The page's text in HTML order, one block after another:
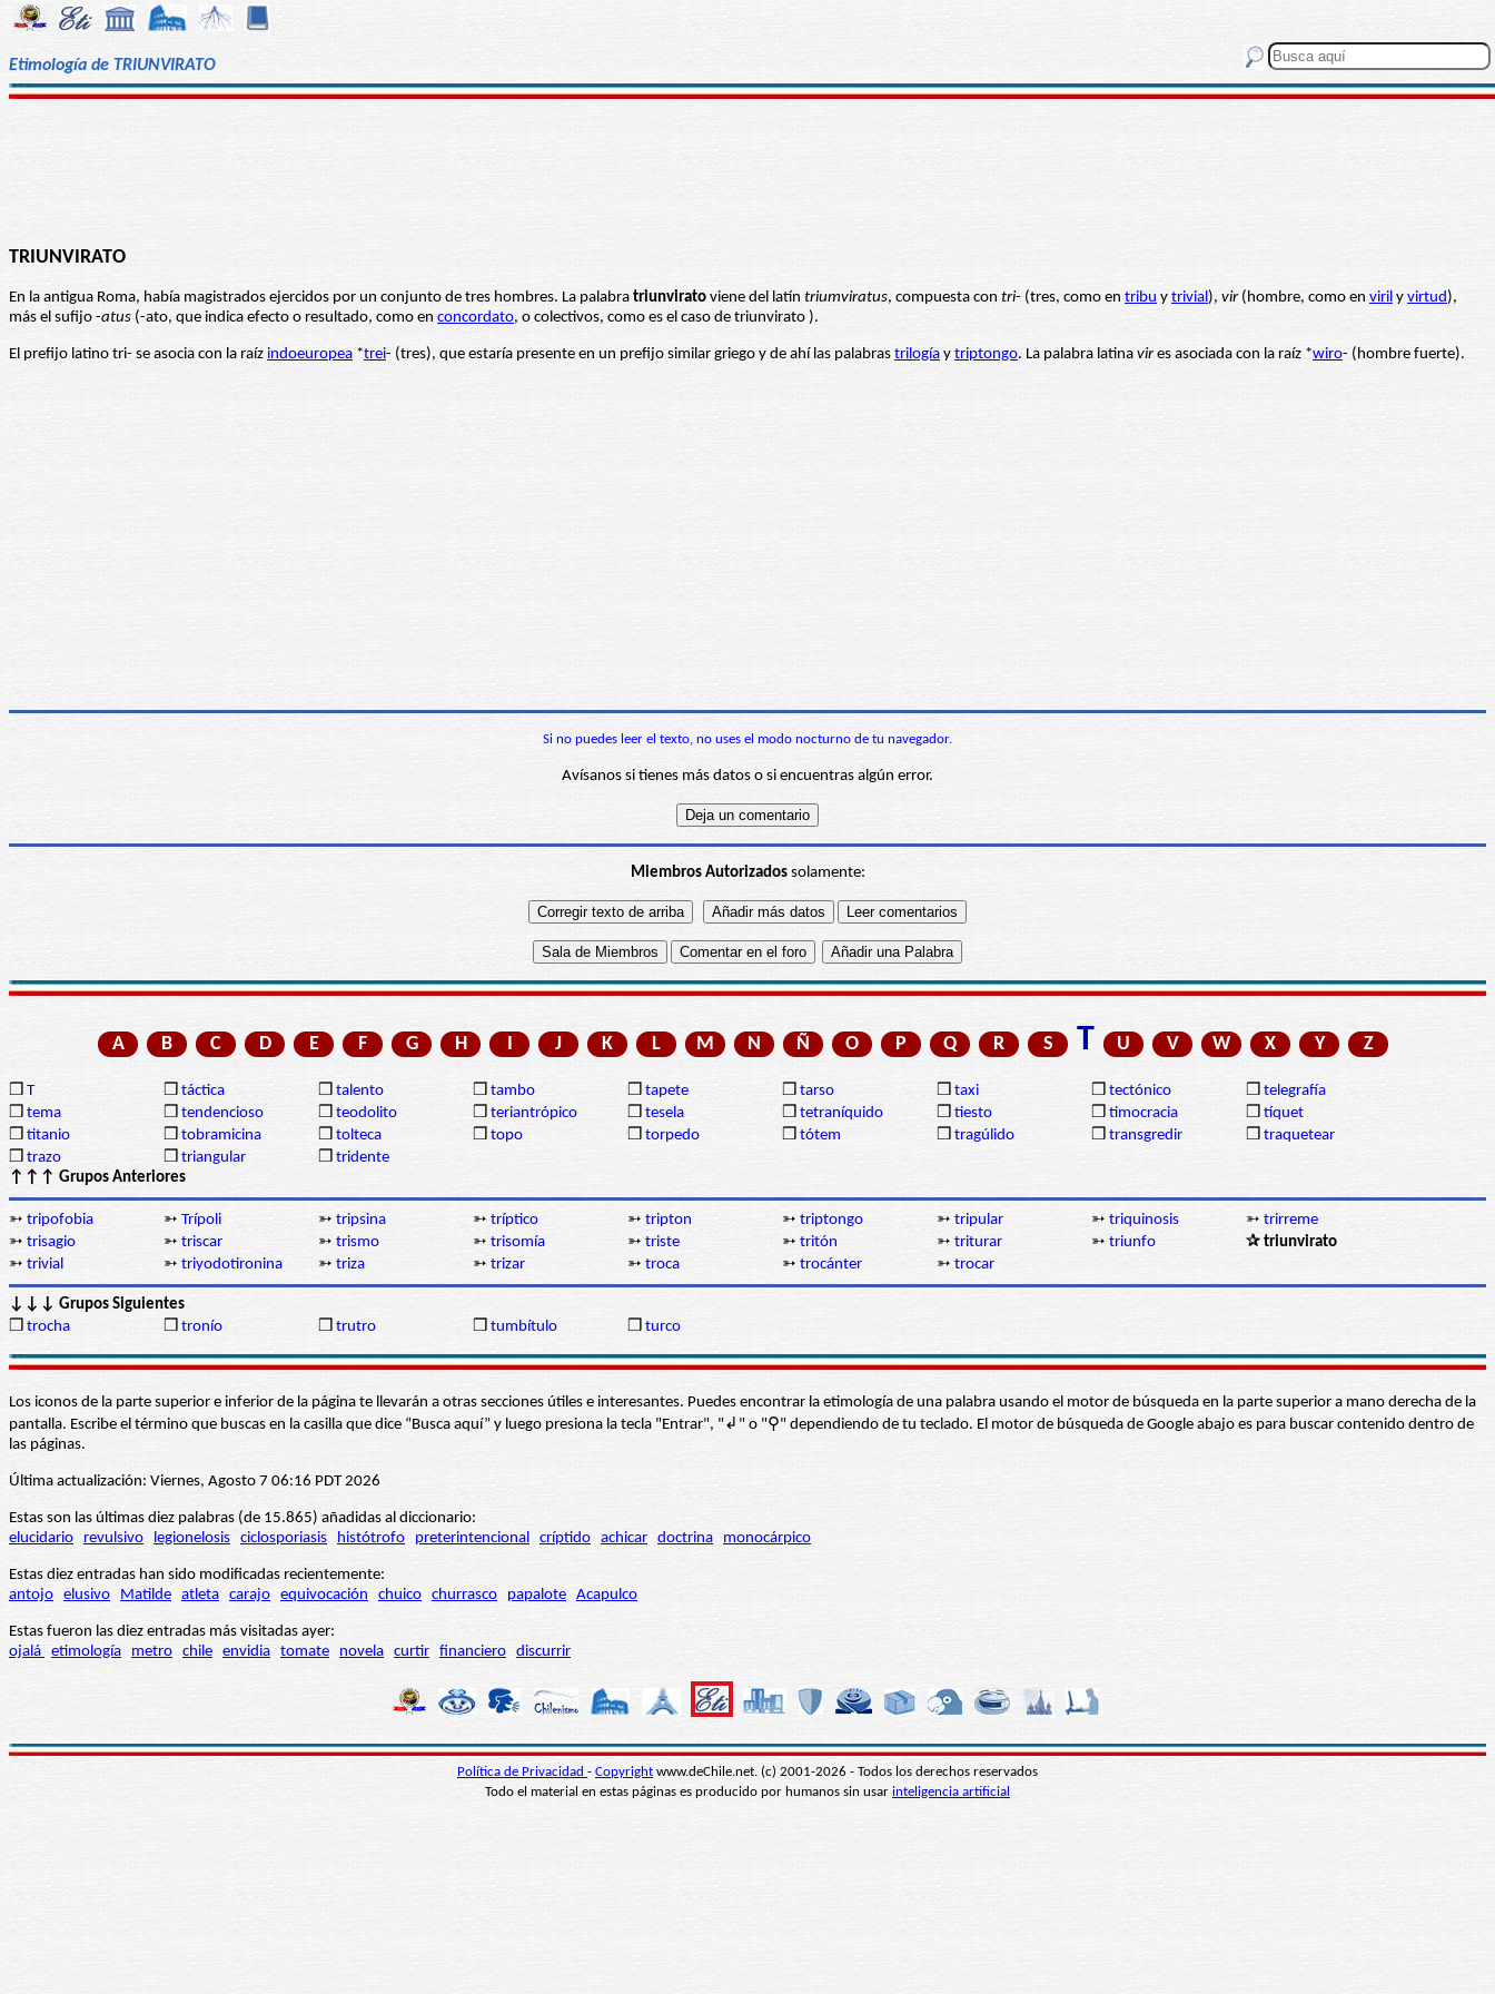
Etimología de TRIUNVIRATO
TRIUNVIRATO
En la antigua Roma, había magistrados ejercidos por un conjunto de tres hombres. La palabra triunvirato viene del latín triumviratus, compuesta con tri- (tres, como en tribu y trivial), vir(hombre, como en viril y virtud),
más el sufijo -atus (-ato, que indica efecto o resultado, como en concordato, o colectivos, como es el caso de triunvirato ).
El prefijo latino tri- se asocia con la raíz indoeuropea *trei- (tres), que estaría presente en un prefijo similar griego y de ahí las palabras trilogía y triptongo. La palabra latina vires asociada con la raíz *wiro- (hombre fuerte).
Si no puedes leer el texto, no uses el modo nocturno de tu navegador.
Avísanos si tienes más datos o si encuentras algún error.
Miembros Autorizadossolamente:
A B C D E F G H I J K L M N Ñ O P Q R S T U V W X Y Z
❒ T ❒ táctica ❒ talento ❒ tambo ❒ tapete ❒ tarso ❒ taxi ❒ tectónico ❒ telegrafía
❒ tema ❒ tendencioso ❒ teodolito ❒ teriantrópico ❒ tesela ❒ tetraníquido ❒ tiesto ❒ timocracia ❒ tíquet
❒ titanio ❒ tobramicina ❒ tolteca ❒ topo ❒ torpedo ❒ tótem ❒ tragúlido ❒ transgredir ❒ traquetear
❒ trazo ❒ triangular ❒ tridente
↑↑↑ Grupos Anteriores
➳ tripofobia ➳ Trípoli ➳ tripsina ➳ tríptico ➳ tripton ➳ triptongo ➳ tripular ➳ triquinosis ➳ trirreme
➳ trisagio ➳ triscar ➳ trismo ➳ trisomía ➳ triste ➳ tritón ➳ triturar ➳ triunfo
✰ triunvirato
➳ trivial ➳ triyodotironina ➳ triza ➳ trizar ➳ troca ➳ trocánter ➳ trocar
↓↓↓ Grupos Siguientes
❒ trocha ❒ tronío ❒ trutro ❒ tumbítulo ❒ turco
Los iconos de la parte superior e inferior de la página te llevarán a otras secciones útiles e interesantes. Puedes encontrar la etimología de una palabra usando el motor de búsqueda en la parte superior a mano derecha de la
pantalla. Escribe el término que buscas en la casilla que dice “Busca aquí” y luego presiona la tecla "Entrar", "↲" o "⚲" dependiendo de tu teclado. El motor de búsqueda de Google abajo es para buscar contenido dentro de
las páginas.
Última actualización: Viernes, Agosto 7 06:16 PDT 2026
Estas son las últimas diez palabras (de 15.865) añadidas al diccionario:
elucidario
revulsivo legionelosis ciclosporiasis histótrofo preterintencional críptido achicar doctrina monocárpico
Estas diez entradas han sido modificadas recientemente:
antojo elusivo Matilde atleta carajo equivocación chuico churrasco papalote Acapulco
Estas fueron las diez entradas más visitadas ayer:
ojalá etimología metro chile envidia tomate novela curtir financiero discurrir
Política de Privacidad - Copyright www.deChile.net. (c) 2001-2026 - Todos los derechos reservados
Todo el material en estas páginas es producido por humanos sin usar inteligencia artificial